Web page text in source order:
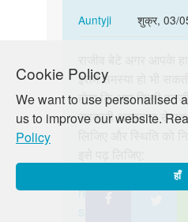
Cookie Policy
We want to use personalised
us to improve our website.
Policy
हाँ
Auntyji
शुक्र, 03/
In
बार
एचआईवी
Rajeev
बेटे
अगर
आपके
इसमें समस्या हो भी
होगा कि आप किसी
सरकारी अस्पताल से
https://
https://
sex/stdsstis/